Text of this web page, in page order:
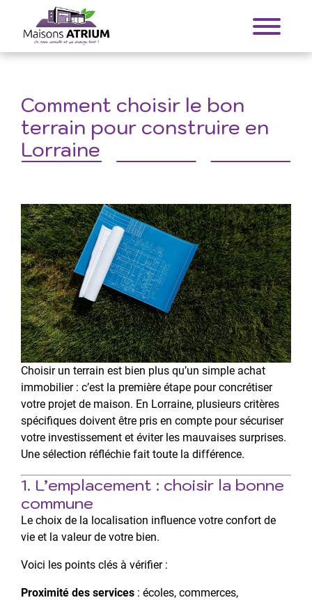
Comment choisir le bon
terrain pour construire en
Lorraine
Choisir un terrain est bien plus qu’un simple achat
immobilier : c’est la première étape pour concrétiser
votre projet de maison. En Lorraine, plusieurs critères
spécifiques doivent être pris en compte pour sécuriser
votre investissement et éviter les mauvaises surprises.
Une sélection réfléchie fait toute la différence.
1. L’emplacement : choisir la bonne
commune
Le choix de la localisation influence votre confort de
vie et la valeur de votre bien.
Voici les points clés à vérifier :
Proximité des services : écoles, commerces,